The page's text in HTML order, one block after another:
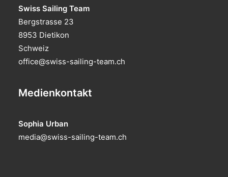
Swiss Sailing Team
Bergstrasse 23
8953 Dietikon
Schweiz
office@swiss-sailing-team.ch
Medienkontakt
Sophia Urban
media@swiss-sailing-team.ch